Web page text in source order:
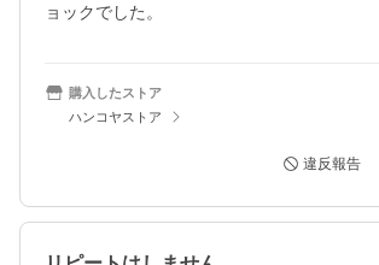
ョックでした。
購入したストア
ハンコヤストア
違反報告